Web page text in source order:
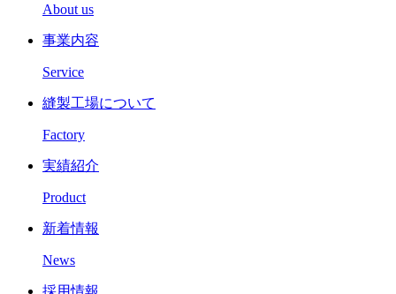
About us
事業内容
Service
縫製工場について
Factory
実績紹介
Product
新着情報
News
採用情報